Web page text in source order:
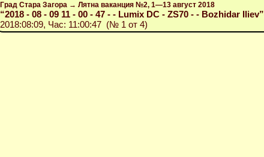
Град Стара Загора → Лятна ваканция №2, 1—13 август 2018
“2018 - 08 - 09 11 - 00 - 47 - - Lumix DC - ZS70 - - Bozhidar Iliev”
2018:08:09, Час: 11:00:47 (№ 1 от 4)